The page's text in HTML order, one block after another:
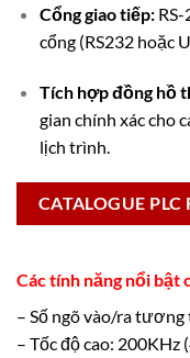
Cổng giao tiếp:RS-
cổng (RS232 hoặc
Tích hợp đồng hồ
gian chính xác cho
lịch trình.
CATALOGUE
Các tính năng nổi bật
– Số ngõ vào/ra tương
– Tốc độ cao: 200KHz